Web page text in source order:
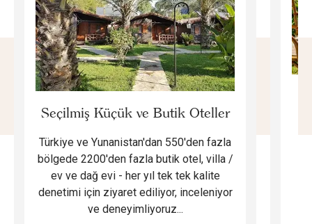
Seçilmiş Küçük ve Butik Oteller
Türkiye ve Yunanistan'dan 550'den fazla
bölgede 2200'den fazla butik otel, villa /
ev ve dağ evi - her yıl tek tek kalite
denetimi için ziyaret ediliyor, inceleniyor
ve deneyimliyoruz...